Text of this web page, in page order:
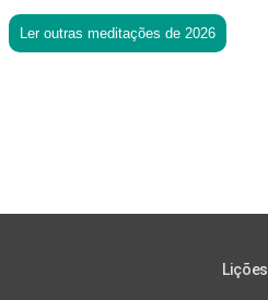
Ler outras meditações de 2026
Lições